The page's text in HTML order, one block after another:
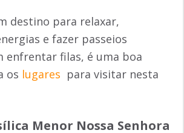
destino para relaxar,
e fazer passeios
enfrentar filas, é uma boa
os lugares para visitar nesta
Menor Nossa Senhora